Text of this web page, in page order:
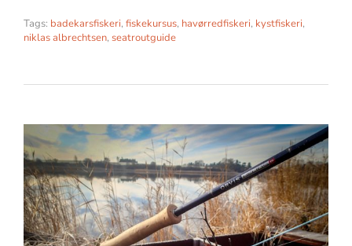
Tags: badekarsfiskeri, fiskekursus, havørredfiskeri, kystfiskeri,
niklas albrechtsen, seatroutguide